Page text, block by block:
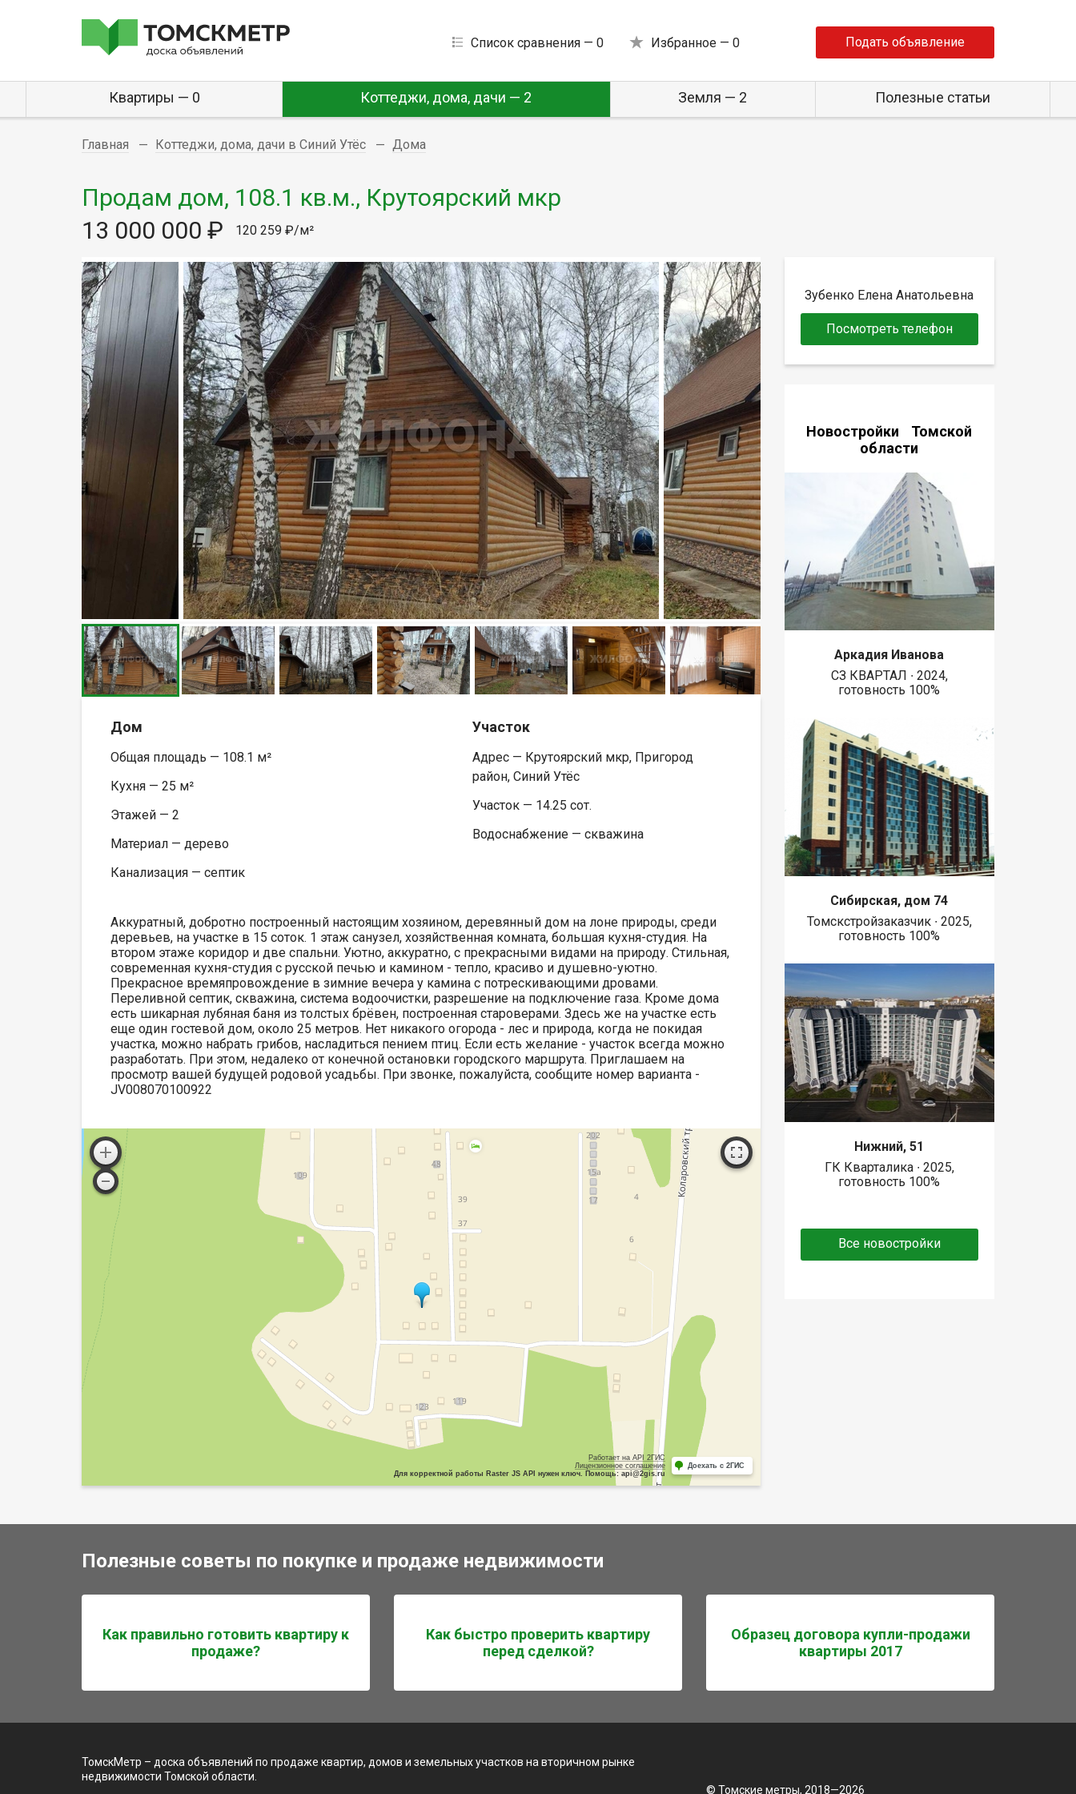
Список сравнения — 0 Избранное — 0 Подать объявление
Квартиры — 0 Коттеджи, дома, дачи — 2 Земля — 2 Полезные статьи
Главная Коттеджи, дома, дачи в Синий Утёс Дома
Продам дом, 108.1 кв.м., Крутоярский мкр
13 000 000 ₽
120 259 ₽/м²
Дом
Общая площадь — 108.1 м²
Кухня — 25 м²
Этажей — 2
Материал — дерево
Канализация — септик
Участок
Адрес — Крутоярский мкр, Пригород
район, Синий Утёс
Участок — 14.25 сот.
Водоснабжение — скважина
Аккуратный, добротно построенный настоящим хозяином, деревянный дом на лоне природы, среди
деревьев, на участке в 15 соток. 1 этаж санузел, хозяйственная комната, большая кухня-студия. На
втором этаже коридор и две спальни. Уютно, аккуратно, с прекрасными видами на природу. Стильная,
современная кухня-студия с русской печью и камином - тепло, красиво и душевно-уютно.
Прекрасное времяпровождение в зимние вечера у камина с потрескивающими дровами.
Переливной септик, скважина, система водоочистки, разрешение на подключение газа. Кроме дома
есть шикарная лубяная баня из толстых брёвен, построенная староверами. Здесь же на участке есть
еще один гостевой дом, около 25 метров. Нет никакого огорода - лес и природа, когда не покидая
участка, можно набрать грибов, насладиться пением птиц. Если есть желание - участок всегда можно
разработать. При этом, недалеко от конечной остановки городского маршрута. Приглашаем на
просмотр вашей будущей родовой усадьбы. При звонке, пожалуйста, сообщите номер варианта -
JV008070100922
Работает на API 2ГИС
Лицензионное соглашение
Для корректной работы Raster JS API нужен ключ. Помощь: api@2gis.ru
Доехать с 2ГИС
Зубенко Елена Анатольевна
Посмотреть телефон
Новостройки Томской
области
Аркадия Иванова
СЗ КВАРТАЛ ∙ 2024,
готовность 100%
Сибирская, дом 74
Томскстройзаказчик ∙ 2025,
готовность 100%
Нижний, 51
ГК Кварталика ∙ 2025,
готовность 100%
Все новостройки
Полезные советы по покупке и продаже недвижимости
Как правильно готовить квартиру к
продаже?
Как быстро проверить квартиру
перед сделкой?
Образец договора купли-продажи
квартиры 2017
ТомскМетр – доска объявлений по продаже квартир, домов и земельных участков на вторичном рынке
недвижимости Томской области.
© Томские метры, 2018—2026